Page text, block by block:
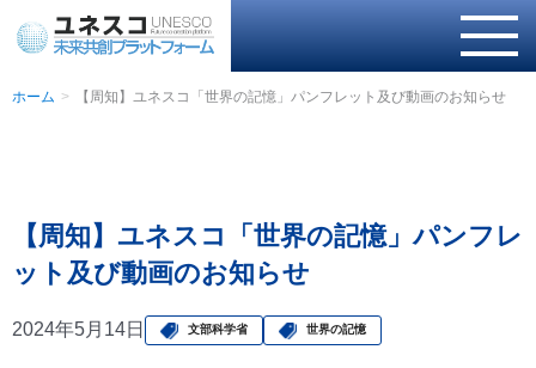
ホーム 【周知】ユネスコ「世界の記憶」パンフレット及び動画のお知らせ
【周知】ユネスコ「世界の記憶」パンフレ
ット及び動画のお知らせ
2024年5月14日 文部科学省 世界の記憶